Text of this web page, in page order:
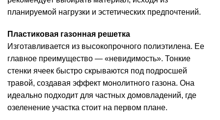
планируемой нагрузки и эстетических предпочтений.
Пластиковая газонная решетка
Изготавливается из высокопрочного полиэтилена. Ее
главное преимущество — «невидимость». Тонкие
стенки ячеек быстро скрываются под подросшей
травой, создавая эффект монолитного газона. Она
идеально подходит для частных домовладений, где
озеленение участка стоит на первом плане.